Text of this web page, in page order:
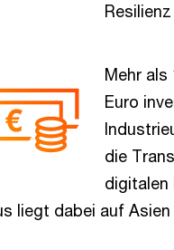
Mehr als
Euro
die
digitalen
liegt dabei auf Asien